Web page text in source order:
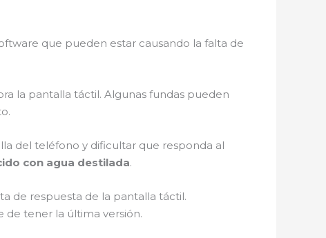
que pueden estar causando la falta de
la pantalla táctil. Algunas fundas pueden
del teléfono y dificultar que responda al
con agua destilada.
de respuesta de la pantalla táctil.
de tener la última versión.